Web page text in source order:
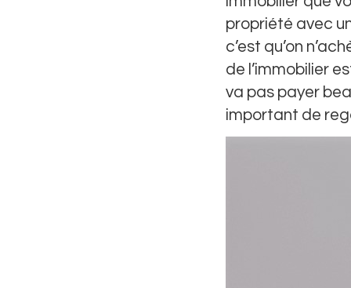
propriété avec
c’est qu’on
de l’immobilier
va pas payer
important de